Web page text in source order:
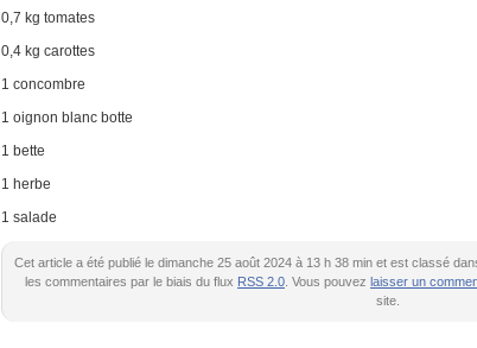
0,7 kg tomates
0,4 kg carottes
1 concombre
1 oignon blanc botte
1 bette
1 herbe
1 salade
Cet article a été publié le dimanche 25 août 2024 à 13 h 38 min et est classé
les commentaires par le biais du flux RSS 2.0 . Vous pouvez laisser un
site.